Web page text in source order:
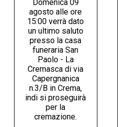
Domenica 09
agosto alle ore
15:00 verrà dato
un ultimo saluto
presso la casa
funeraria San
Paolo - La
Cremasca di via
Capergnanica
n.3/B in Crema,
indi si proseguirà
per la
cremazione.